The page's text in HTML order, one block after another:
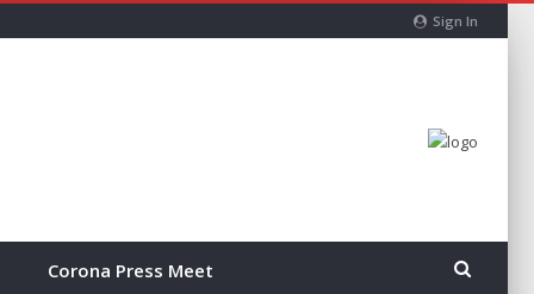
Sign In
Corona Press Meet